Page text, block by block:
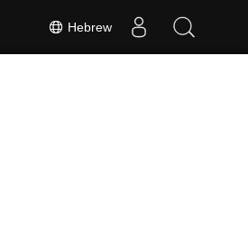
Hebrew